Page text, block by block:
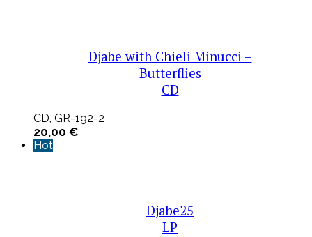
Djabe with Chieli Minucci –
Butterflies
CD
CD, GR-192-2
20,00 €
Hot
Djabe25
LP